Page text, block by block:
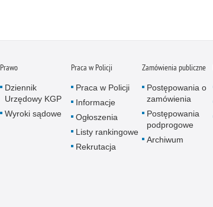
Prawo
Dziennik
Urzędowy KGP
Wyroki sądowe
Praca w Policji
Praca w Policji
Informacje
Ogłoszenia
Listy rankingowe
Rekrutacja
Zamówienia publiczne
Postępowania o
zamówienia
Postępowania
podprogowe
Archiwum